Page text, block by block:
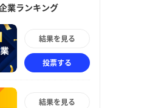
業ランキング
結果を見る
投票する
結果を見る